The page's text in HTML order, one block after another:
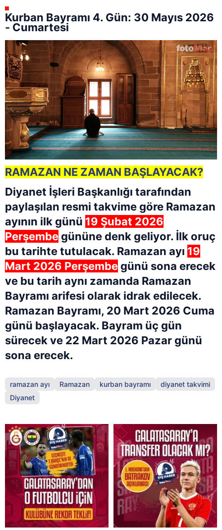
Kurban Bayramı 4. Gün: 30 Mayıs 2026
- Cumartesi
RAMAZAN NE ZAMAN BAŞLAYACAK?
Diyanet İşleri Başkanlığı tarafından
paylaşılan resmi takvime göre Ramazan
ayının ilk günü 19 Şubat 2026
Perşembe gününe denk geliyor. İlk oruç
bu tarihte tutulacak. Ramazan ayı 19
Mart 2026 Perşembe günü sona erecek
ve bu tarih aynı zamanda Ramazan
Bayramı arifesi olarak idrak edilecek.
Ramazan Bayramı, 20 Mart 2026 Cuma
günü başlayacak. Bayram üç gün
sürecek ve 22 Mart 2026 Pazar günü
sona erecek.
ramazan ayı Ramazan kurban bayramı
diyanet takvimi
Diyanet